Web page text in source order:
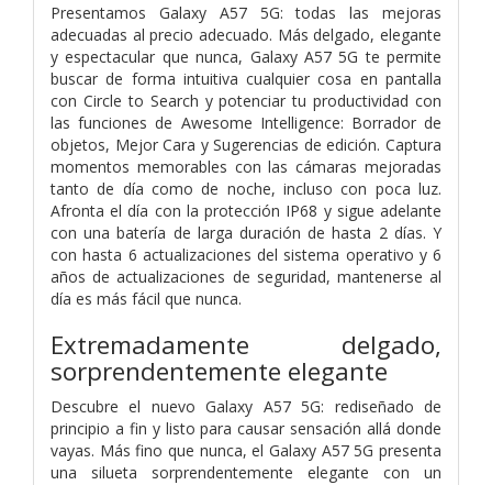
Presentamos Galaxy A57 5G: todas las mejoras
adecuadas al precio adecuado. Más delgado, elegante
y espectacular que nunca, Galaxy A57 5G te permite
buscar de forma intuitiva cualquier cosa en pantalla
con Circle to Search y potenciar tu productividad con
las funciones de Awesome Intelligence: Borrador de
objetos, Mejor Cara y Sugerencias de edición. Captura
momentos memorables con las cámaras mejoradas
tanto de día como de noche, incluso con poca luz.
Afronta el día con la protección IP68 y sigue adelante
con una batería de larga duración de hasta 2 días. Y
con hasta 6 actualizaciones del sistema operativo y 6
años de actualizaciones de seguridad, mantenerse al
día es más fácil que nunca.
Extremadamente delgado,
sorprendentemente elegante
Descubre el nuevo Galaxy A57 5G: rediseñado de
principio a fin y listo para causar sensación allá donde
vayas. Más fino que nunca, el Galaxy A57 5G presenta
una silueta sorprendentemente elegante con un